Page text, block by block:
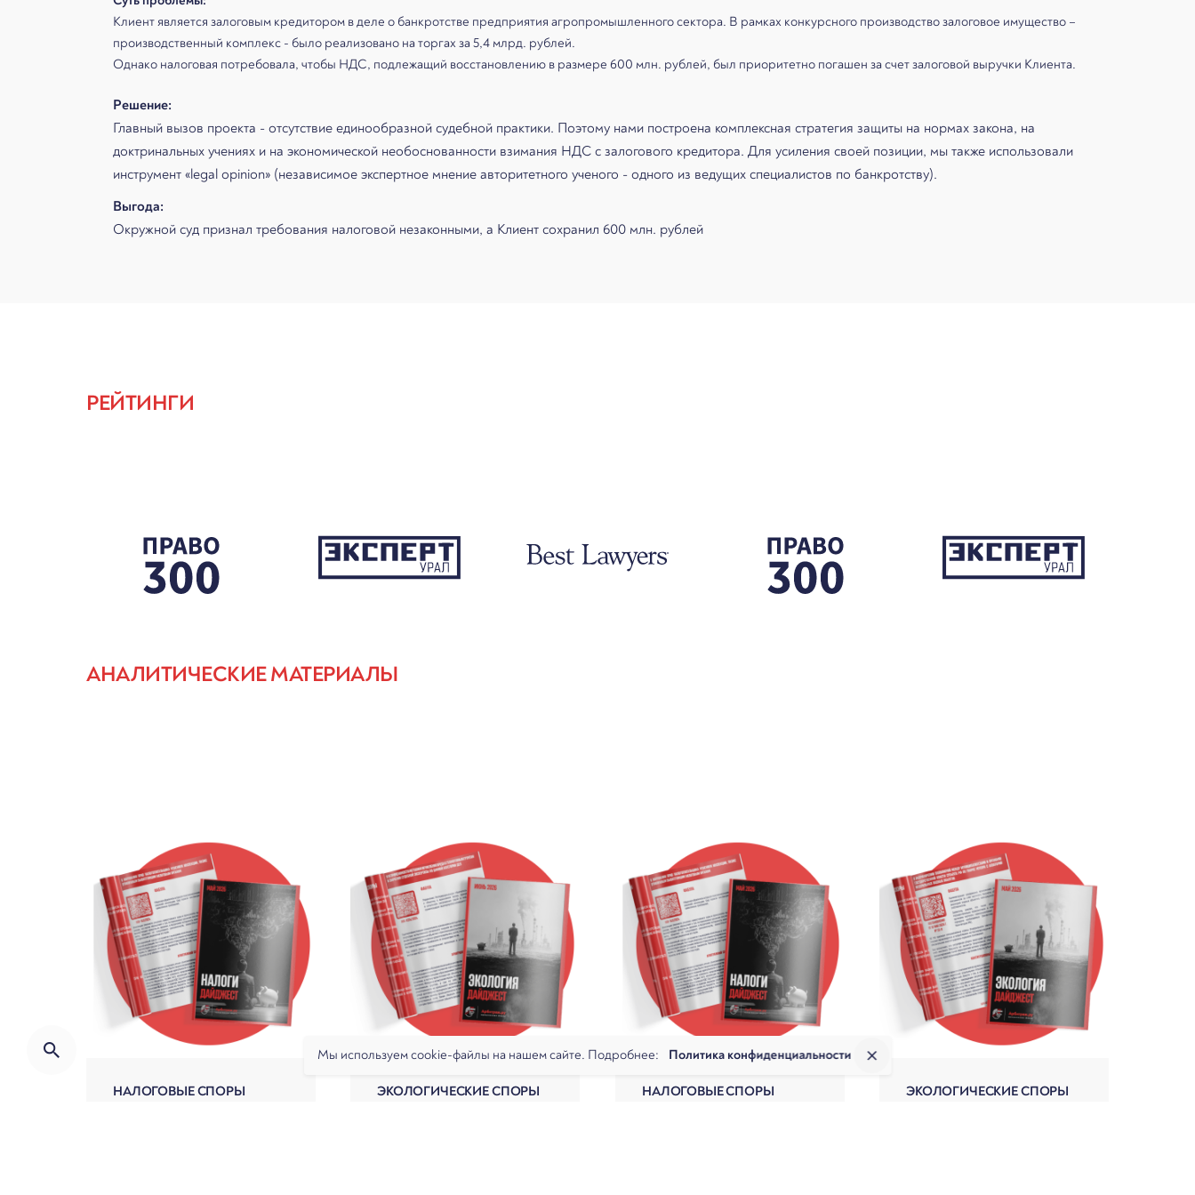
Клиент является залоговым кредитором в деле о банкротстве предприятия агропромышленного сектора. В рамках конкурсного производство залоговое имущество –
производственный комплекс - было реализовано на торгах за 5,4 млрд. рублей.
Однако налоговая потребовала, чтобы НДС, подлежащий восстановлению в размере 600 млн. рублей, был приоритетно погашен за счет залоговой выручки Клиента.
Решение:
Главный вызов проекта - отсутствие единообразной судебной практики. Поэтому нами построена комплексная стратегия защиты на нормах закона, на
доктринальных учениях и на экономической необоснованности взимания НДС с залогового кредитора. Для усиления своей позиции, мы также использовали
инструмент «legal opinion» (независимое экспертное мнение авторитетного ученого - одного из ведущих специалистов по банкротству).
Выгода:
Окружной суд признал требования налоговой незаконными, а Клиент сохранил 600 млн. рублей
РЕЙТИНГИ
АНАЛИТИЧЕСКИЕ МАТЕРИАЛЫ
НАЛОГОВЫЕ СПОРЫ ЭКОЛОГИЧЕСКИЕ СПОРЫ НАЛОГОВЫЕ СПОРЫ ЭКОЛОГИЧЕСКИЕ СПОРЫ
Мы используем cookie-файлы на нашем сайте. Подробнее: Политика конфиденциальности